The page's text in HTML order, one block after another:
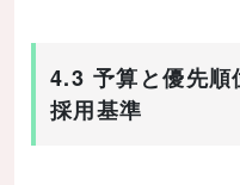
4.3 予算と優先順
採用基準